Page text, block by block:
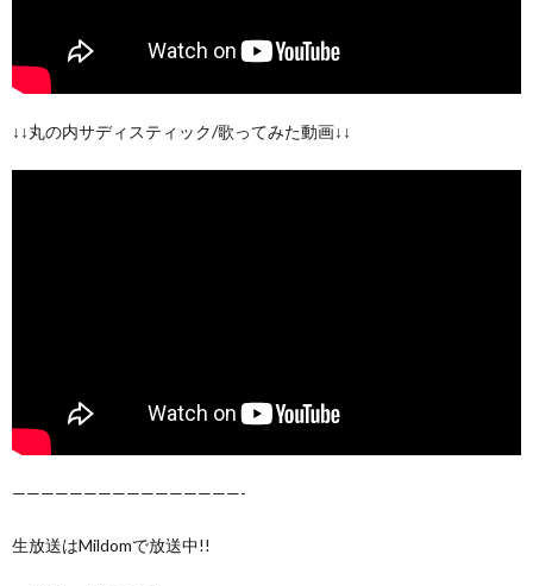
↓↓丸の内サディスティック/歌ってみた動画↓↓
————————————————-
生放送はMildomで放送中!!